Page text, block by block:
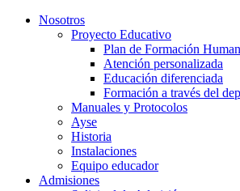
Nosotros
Proyecto Educativo
Plan de Formación
Atención personalizada
Educación diferenciada
Formación a través del
Manuales y Protocolos
Ayse
Historia
Instalaciones
Equipo educador
Admisiones